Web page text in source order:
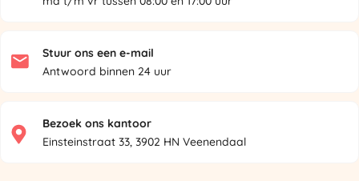
Stuur ons een e-mail
Antwoord binnen 24 uur
Bezoek ons kantoor
Einsteinstraat 33, 3902 HN Veenendaal